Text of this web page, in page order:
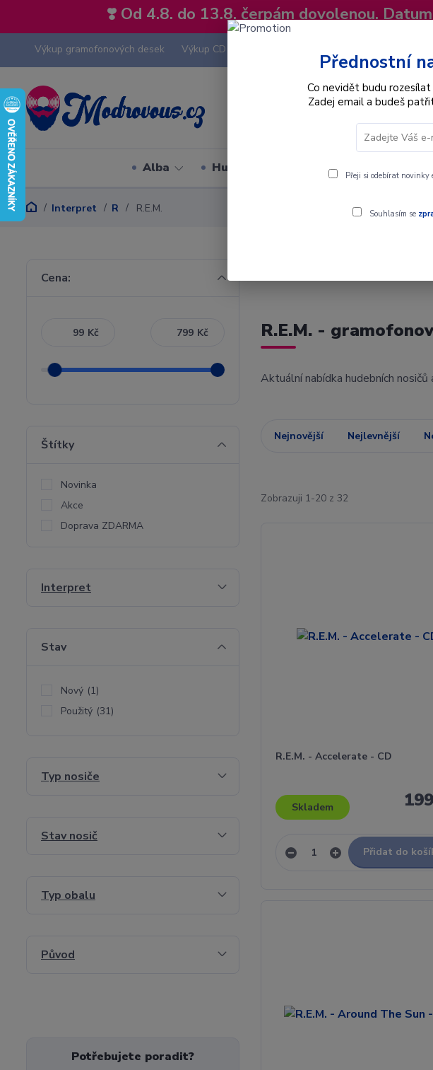
❣️ Od 4.8. do 13.8. čerpám dovolenou.
Výkup gramofonových desek Výkup CD
Alba Hudební styly Interpret
Interpret R R.E.M.
R.E.M. -
Aktuální nabídka hudebních
Nejnovější Nejlevnější
Zobrazuji 1-20 z 32
R.E.M. - Accelerate - CD
Skladem
Přidat do
Cena:
Kč Kč
Štítky
Novinka
Akce
Doprava ZDARMA
Interpret
Stav
Nový (1)
Použitý (31)
Typ nosiče
Stav nosič
Typ obalu
Původ
Potřebujete poradit?
Přednostní
Co nevidět budu
Zadej email a budeš
Přeji si odebírat novinky
Souhlasím se